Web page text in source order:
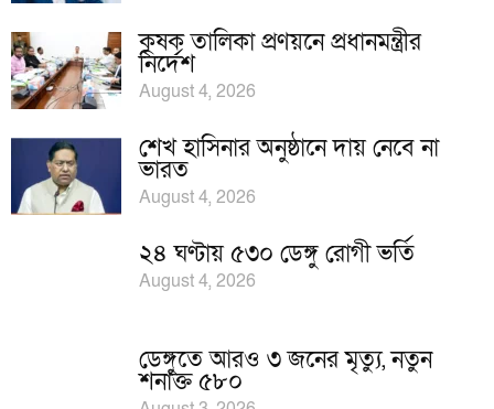
কৃষক তালিকা প্রণয়নে প্রধানমন্ত্রীর
নির্দেশ
August 4, 2026
শেখ হাসিনার অনুষ্ঠানে দায় নেবে না
ভারত
August 4, 2026
২৪ ঘণ্টায় ৫৩০ ডেঙ্গু রোগী ভর্তি
August 4, 2026
ডেঙ্গুতে আরও ৩ জনের মৃত্যু, নতুন
শনাক্ত ৫৮০